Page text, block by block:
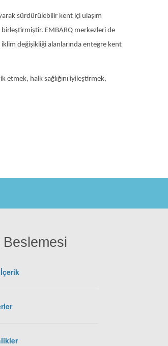
sürdürülebilir kent içi ulaşım
EMBARQ merkezleri de
değişikliği alanlarında entegre kent
etmek, halk sağlığını iyileştirmek,
Beslemesi